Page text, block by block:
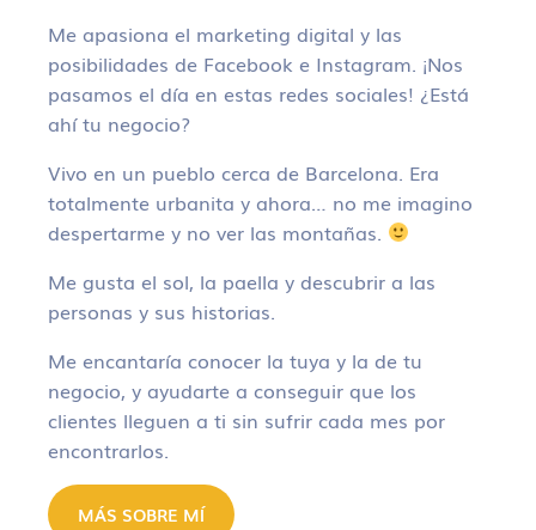
Me apasiona el marketing digital y las
posibilidades de Facebook e Instagram. ¡Nos
pasamos el día en estas redes sociales! ¿Está
ahí tu negocio?
Vivo en un pueblo cerca de Barcelona. Era
totalmente urbanita y ahora… no me imagino
despertarme y no ver las montañas.
Me gusta el sol, la paella y descubrir a las
personas y sus historias.
Me encantaría conocer la tuya y la de tu
negocio, y ayudarte a conseguir que los
clientes lleguen a ti sin sufrir cada mes por
encontrarlos.
MÁS SOBRE MÍ